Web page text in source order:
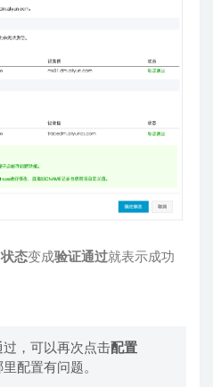
状态变成验证通过就表示成功